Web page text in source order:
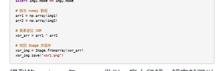
# 转为 numpy 数组
arr1 = np. array(img1 )
arr2 = np. array(img2)
# 像素逐位 XOR
xor_arr = arr1 ^ arr2
# 转回 Image 并保存
xor_img = Image. fromarray(xor_arr)
xor_img. save( "xor1.png" )